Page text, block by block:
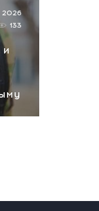
и
2026
133